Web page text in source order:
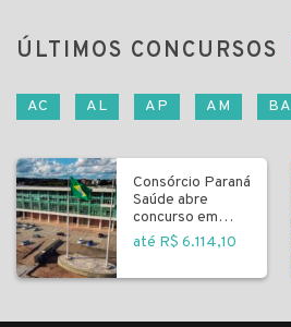
ÚLTIMOS CONCURSOS
AC AL AP AM BA
Consórcio Paraná
Saúde abre
concurso em
Curitiba
até R$ 6.114,10